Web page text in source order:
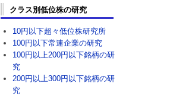
クラス別低位株の研究
10円以下超々低位株研究所
100円以下常連企業の研究
100円以上200円以下銘柄の研
究
200円以上300円以下銘柄の研
究